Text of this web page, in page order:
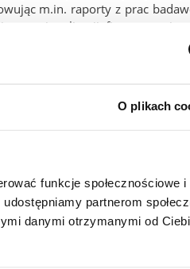
O plikach
funkcje społecznościowe i
partnerom
danymi otrzymanymi od
m.in. raporty z prac
„Charakterystyka branży
katalizatorem
socjologii. Główne
istniejących zasobów,
i ograniczenia nierówności
do współpracy.